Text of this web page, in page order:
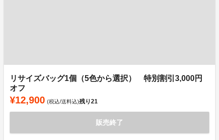
リサイズバッグ1個（5色から選択） 特別割引3,000円
オフ
¥12,900 (税込/送料込)残り21
販売終了